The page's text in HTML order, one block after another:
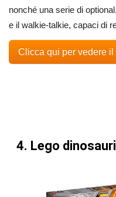
nonché una serie di
e il walkie-talkie, capaci di
Clicca qui per vedere il
4. Lego